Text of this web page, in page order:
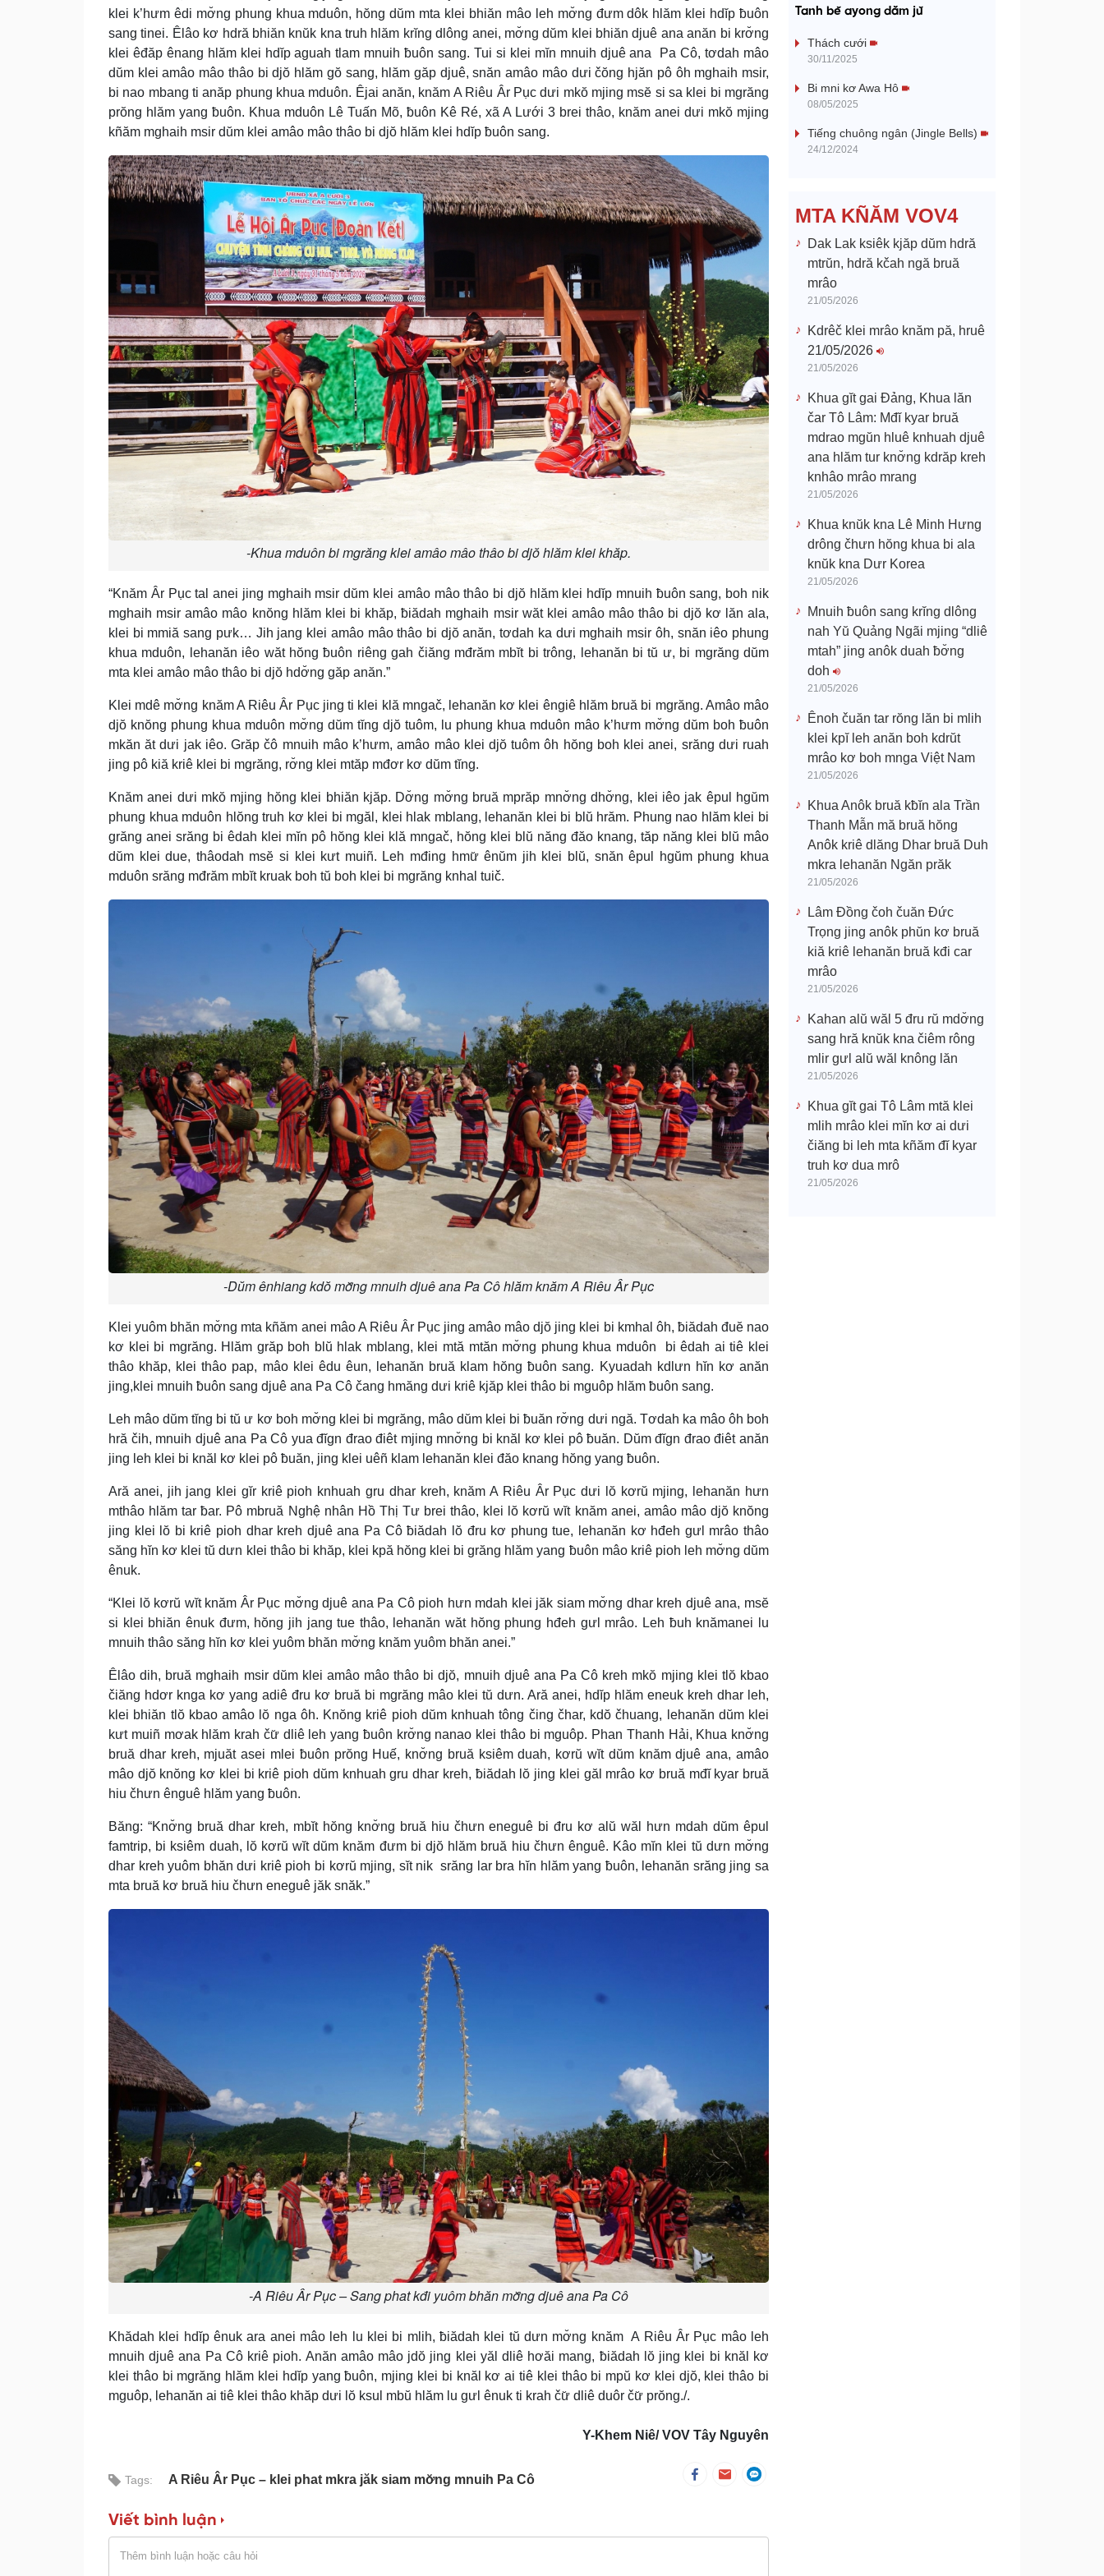
klei k’hưm êdi mơ̆ng phung khua mduôn, hŏng dŭm mta klei bhiăn mâo leh mơ̆ng đưm dôk hlăm klei hdĭp ƀuôn
sang tinei. Êlâo kơ hdră bhiăn knŭk kna truh hlăm krĭng dlông anei, mơ̆ng dŭm klei bhiăn djuê ana anăn bi krơ̆ng
klei êđăp ênang hlăm klei hdĭp aguah tlam mnuih ƀuôn sang. Tui si klei mĭn mnuih djuê ana Pa Cô, tơdah mâo
dŭm klei amâo mâo thâo bi djŏ hlăm gŏ sang, hlăm găp djuê, snăn amâo mâo dưi čŏng hjăn pô ôh mghaih msir,
bi nao mbang ti anăp phung khua mduôn. Êjai anăn, knăm A Riêu Âr Pục dưi mkŏ mjing msĕ si sa klei bi mgrăng
prŏng hlăm yang ƀuôn. Khua mduôn Lê Tuấn Mõ, ƀuôn Kê Ré, xã A Lưới 3 brei thâo, knăm anei dưi mkŏ mjing
kñăm mghaih msir dŭm klei amâo mâo thâo bi djŏ hlăm klei hdĭp ƀuôn sang.
-Khua mduôn bi mgrăng klei amâo mâo thâo bi djŏ hlăm klei khăp.
“Knăm Âr Pục tal anei jing mghaih msir dŭm klei amâo mâo thâo bi djŏ hlăm klei hdĭp mnuih ƀuôn sang, boh nik
mghaih msir amâo mâo knŏng hlăm klei bi khăp, ƀiădah mghaih msir wăt klei amâo mâo thâo bi djŏ kơ lăn ala,
klei bi mmiă sang pưk… Jih jang klei amâo mâo thâo bi djŏ anăn, tơdah ka dưi mghaih msir ôh, snăn iêo phung
khua mduôn, lehanăn iêo wăt hŏng ƀuôn riêng gah čiăng mđrăm mbĭt bi trông, lehanăn bi tŭ ư, bi mgrăng dŭm
mta klei amâo mâo thâo bi djŏ hdơ̆ng găp anăn.”
Klei mdê mơ̆ng knăm A Riêu Âr Pục jing ti klei klă mngač, lehanăn kơ klei êngiê hlăm bruă bi mgrăng. Amâo mâo
djŏ knŏng phung khua mduôn mơ̆ng dŭm tĭng djŏ tuôm, lu phung khua mduôn mâo k’hưm mơ̆ng dŭm boh ƀuôn
mkăn ăt dưi jak iêo. Grăp čô mnuih mâo k’hưm, amâo mâo klei djŏ tuôm ôh hŏng boh klei anei, srăng dưi ruah
jing pô kiă kriê klei bi mgrăng, rơ̆ng klei mtăp mđơr kơ dŭm tĭng.
Knăm anei dưi mkŏ mjing hŏng klei bhiăn kjăp. Dơ̆ng mơ̆ng bruă mprăp mnơ̆ng dhơ̆ng, klei iêo jak êpul hgŭm
phung khua mduôn hlŏng truh kơ klei bi mgăl, klei hlak mblang, lehanăn klei bi blŭ hrăm. Phung nao hlăm klei bi
grăng anei srăng bi êdah klei mĭn pô hŏng klei klă mngač, hŏng klei blŭ năng đăo knang, tăp năng klei blŭ mâo
dŭm klei due, thâodah msĕ si klei kưt muiñ. Leh mđing hmư̆ ênŭm jih klei blŭ, snăn êpul hgŭm phung khua
mduôn srăng mđrăm mbĭt kruak boh tŭ boh klei bi mgrăng knhal tuič.
-Dŭm ênhiang kdŏ mơ̆ng mnuih djuê ana Pa Cô hlăm knăm A Riêu Âr Pục
Klei yuôm bhăn mơ̆ng mta kñăm anei mâo A Riêu Âr Pục jing amâo mâo djŏ jing klei bi kmhal ôh, ƀiădah đuĕ nao
kơ klei bi mgrăng. Hlăm grăp boh blŭ hlak mblang, klei mtă mtăn mơ̆ng phung khua mduôn bi êdah ai tiê klei
thâo khăp, klei thâo pap, mâo klei êdu êun, lehanăn bruă klam hŏng ƀuôn sang. Kyuadah kdlưn hĭn kơ anăn
jing,klei mnuih ƀuôn sang djuê ana Pa Cô čang hmăng dưi kriê kjăp klei thâo bi mguôp hlăm ƀuôn sang.
Leh mâo dŭm tĭng bi tŭ ư kơ boh mơ̆ng klei bi mgrăng, mâo dŭm klei bi ƀuăn rơ̆ng dưi ngă. Tơdah ka mâo ôh boh
hră čih, mnuih djuê ana Pa Cô yua đĭgn đrao điêt mjing mnơ̆ng bi knăl kơ klei pô ƀuăn. Dŭm đĭgn đrao điêt anăn
jing leh klei bi knăl kơ klei pô ƀuăn, jing klei uêñ klam lehanăn klei đăo knang hŏng yang ƀuôn.
Ară anei, jih jang klei gĭr kriê pioh knhuah gru dhar kreh, knăm A Riêu Âr Pục dưi lŏ kơrŭ mjing, lehanăn hưn
mthâo hlăm tar ƀar. Pô mbruă Nghệ nhân Hồ Thị Tư brei thâo, klei lŏ kơrŭ wĭt knăm anei, amâo mâo djŏ knŏng
jing klei lŏ bi kriê pioh dhar kreh djuê ana Pa Cô ƀiădah lŏ đru kơ phung tue, lehanăn kơ hđeh gưl mrâo thâo
săng hĭn kơ klei tŭ dưn klei thâo bi khăp, klei kpă hŏng klei bi grăng hlăm yang ƀuôn mâo kriê pioh leh mơ̆ng dŭm
ênuk.
“Klei lŏ kơrŭ wĭt knăm Âr Pục mơ̆ng djuê ana Pa Cô pioh hưn mdah klei jăk siam mơ̆ng dhar kreh djuê ana, msĕ
si klei bhiăn ênuk đưm, hŏng jih jang tue thâo, lehanăn wăt hŏng phung hđeh gưl mrâo. Leh ƀuh knămanei lu
mnuih thâo săng hĭn kơ klei yuôm bhăn mơ̆ng knăm yuôm bhăn anei.”
Êlâo dih, bruă mghaih msir dŭm klei amâo mâo thâo bi djŏ, mnuih djuê ana Pa Cô kreh mkŏ mjing klei tlŏ kbao
čiăng hdơr knga kơ yang adiê đru kơ bruă bi mgrăng mâo klei tŭ dưn. Ară anei, hdĭp hlăm eneuk kreh dhar leh,
klei bhiăn tlŏ kbao amâo lŏ nga ôh. Knŏng kriê pioh dŭm knhuah tông čing čhar, kdŏ čhuang, lehanăn dŭm klei
kưt muiñ mơak hlăm krah čư̆ dliê leh yang ƀuôn krơ̆ng nanao klei thâo bi mguôp. Phan Thanh Hải, Khua knơ̆ng
bruă dhar kreh, mjuăt asei mlei ƀuôn prŏng Huế, knơ̆ng bruă ksiêm duah, kơrŭ wĭt dŭm knăm djuê ana, amâo
mâo djŏ knŏng kơ klei bi kriê pioh dŭm knhuah gru dhar kreh, ƀiădah lŏ jing klei găl mrâo kơ bruă mđĭ kyar bruă
hiu čhưn ênguê hlăm yang ƀuôn.
Băng: “Knơ̆ng bruă dhar kreh, mbĭt hŏng knơ̆ng bruă hiu čhưn eneguê bi đru kơ alŭ wăl hưn mdah dŭm êpul
famtrip, bi ksiêm duah, lŏ kơrŭ wĭt dŭm knăm đưm bi djŏ hlăm bruă hiu čhưn ênguê. Kâo mĭn klei tŭ dưn mơ̆ng
dhar kreh yuôm bhăn dưi kriê pioh bi kơrŭ mjing, sĭt nik srăng lar bra hĭn hlăm yang ƀuôn, lehanăn srăng jing sa
mta bruă kơ bruă hiu čhưn eneguê jăk snăk.”
-A Riêu Âr Pục – Sang phat kđi yuôm bhăn mơ̆ng djuê ana Pa Cô
Khădah klei hdĭp ênuk ara anei mâo leh lu klei bi mlih, ƀiădah klei tŭ dưn mơ̆ng knăm A Riêu Âr Pục mâo leh
mnuih djuê ana Pa Cô kriê pioh. Anăn amâo mâo jdŏ jing klei yăl dliê hơăi mang, ƀiădah lŏ jing klei bi knăl kơ
klei thâo bi mgrăng hlăm klei hdĭp yang ƀuôn, mjing klei bi knăl kơ ai tiê klei thâo bi mpŭ kơ klei djŏ, klei thâo bi
mguôp, lehanăn ai tiê klei thâo khăp dưi lŏ ksul mbŭ hlăm lu gưl ênuk ti krah čư̆ dliê duôr čư̆ prŏng./.
Y-Khem Niê/ VOV Tây Nguyên
Tags: A Riêu Âr Pục – klei phat mkra jăk siam mơ̆ng mnuih Pa Cô
Viết bình luận
a
V
o
Tanh bĕ ayong dăm jŭ
Thách cưới
30/11/2025
Bi mni kơ Awa Hô
08/05/2025
Tiếng chuông ngân (Jingle Bells)
24/12/2024
MTA KÑĂM VOV4
Dak Lak ksiêk kjăp dŭm hdră
mtrŭn, hdră kčah ngă bruă
mrâo
21/05/2026
Kdrêč klei mrâo knăm pă, hruê
21/05/2026
21/05/2026
Khua gĭt gai Đảng, Khua lăn
čar Tô Lâm: Mđĭ kyar bruă
mdrao mgŭn hluê knhuah djuê
ana hlăm tur knơ̆ng kdrăp kreh
knhâo mrâo mrang
21/05/2026
Khua knŭk kna Lê Minh Hưng
drông čhưn hŏng khua bi ala
knŭk kna Dưr Korea
21/05/2026
Mnuih ƀuôn sang krĭng dlông
nah Yŭ Quảng Ngãi mjing “dliê
mtah” jing anôk duah ƀơ̆ng
doh
21/05/2026
Ênoh čuăn tar rŏng lăn bi mlih
klei kpĭ leh anăn boh kdrŭt
mrâo kơ boh mnga Việt Nam
21/05/2026
Khua Anôk bruă kƀĭn ala Trần
Thanh Mẫn mă bruă hŏng
Anôk kriê dlăng Dhar bruă Duh
mkra lehanăn Ngăn prăk
21/05/2026
Lâm Đồng čoh čuăn Đức
Trọng jing anôk phŭn kơ bruă
kiă kriê lehanăn bruă kđi car
mrâo
21/05/2026
Kahan alŭ wăl 5 đru rŭ mdơ̆ng
sang hră knŭk kna čiêm rông
mlir gưl alŭ wăl knông lăn
21/05/2026
Khua gĭt gai Tô Lâm mtă klei
mlih mrâo klei mĭn kơ ai dưi
čiăng bi leh mta kñăm đĭ kyar
truh kơ dua mrô
21/05/2026